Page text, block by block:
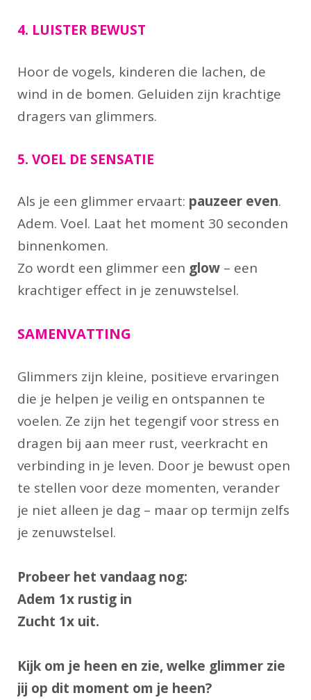
4. LUISTER BEWUST
Hoor de vogels, kinderen die lachen, de
wind in de bomen. Geluiden zijn krachtige
dragers van glimmers.
5. VOEL DE SENSATIE
Als je een glimmer ervaart: pauzeer even.
Adem. Voel. Laat het moment 30 seconden
binnenkomen.
Zo wordt een glimmer een glow – een
krachtiger effect in je zenuwstelsel.
SAMENVATTING
Glimmers zijn kleine, positieve ervaringen
die je helpen je veilig en ontspannen te
voelen. Ze zijn het tegengif voor stress en
dragen bij aan meer rust, veerkracht en
verbinding in je leven. Door je bewust open
te stellen voor deze momenten, verander
je niet alleen je dag – maar op termijn zelfs
je zenuwstelsel.
Probeer het vandaag nog:
Adem 1x rustig in
Zucht 1x uit.
Kijk om je heen en zie, welke glimmer zie
jij op dit moment om je heen?